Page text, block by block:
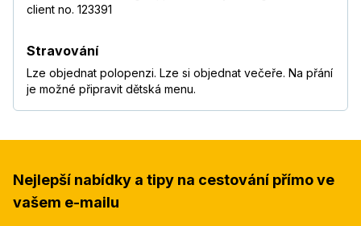
client no. 123391
Stravování
Lze objednat polopenzi. Lze si objednat večeře. Na přání
je možné připravit dětská menu.
Nejlepší nabídky a tipy na cestování přímo ve
vašem e-mailu